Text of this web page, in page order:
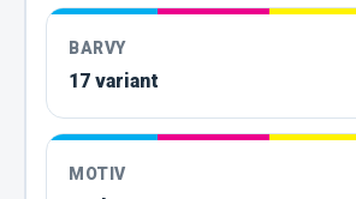
BARVY
17 variant
MOTIV